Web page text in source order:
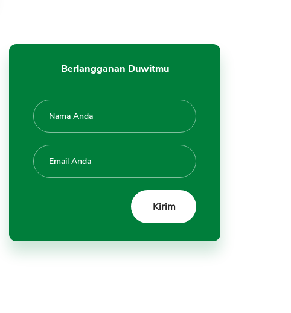
Bagus di SLIK OJK, BI Checking
Berhasil
Ketentuan
17. Data Alamat Peminjam
18. Melakukan Tanda Tangan
Perjanjian
19. Pengajuan Kembali Setelah 3
20. Tidak Ada di Internal Blacklist
Berlangganan Duwitmu